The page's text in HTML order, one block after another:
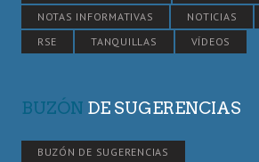
NOTAS INFORMATIVAS
NOTICIAS
RSE
TANQUILLAS VÍDEOS
BUZÓN DE SUGERENCIAS
BUZÓN DE SUGERENCIAS